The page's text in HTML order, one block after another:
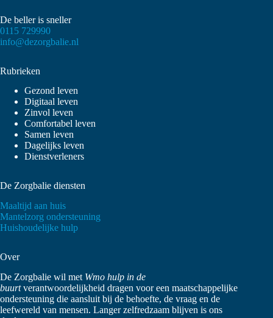
De beller is sneller
0115 729990
info@dezorgbalie.nl
Rubrieken
Gezond leven
Digitaal leven
Zinvol leven
Comfortabel leven
Samen leven
Dagelijks leven
Dienstverleners
De Zorgbalie diensten
Maaltijd aan huis
Mantelzorg ondersteuning
Huishoudelijke hulp
Over
De Zorgbalie wil met Wmo hulp in de
buurtverantwoordelijkheid dragen voor een maatschappelijke
ondersteuning die aansluit bij de behoefte, de vraag en de
leefwereld van mensen. Langer zelfredzaam blijven is ons